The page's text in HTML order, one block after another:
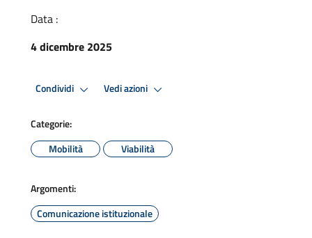
Data :
4 dicembre 2025
Condividi Vedi azioni
Categorie:
Mobilità
Viabilità
Argomenti:
Comunicazione istituzionale